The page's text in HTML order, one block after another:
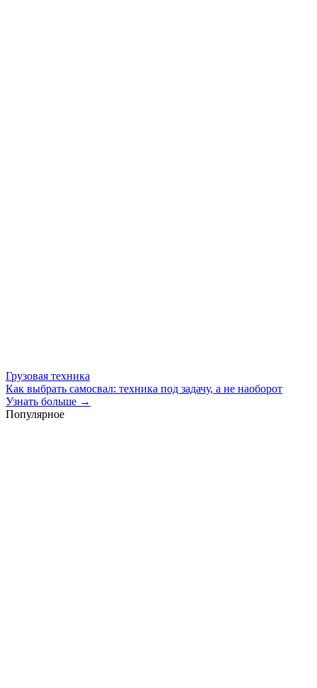
Грузовая техника
Как выбрать самосвал: техника под задачу, а не наоборот
Узнать больше →
Популярное